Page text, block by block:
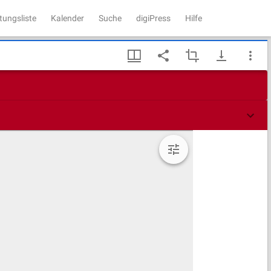
Kalender Suche digiPress Hilfe